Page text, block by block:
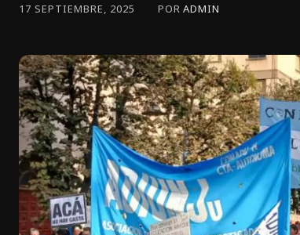
17 SEPTIEMBRE, 2025 POR ADMIN